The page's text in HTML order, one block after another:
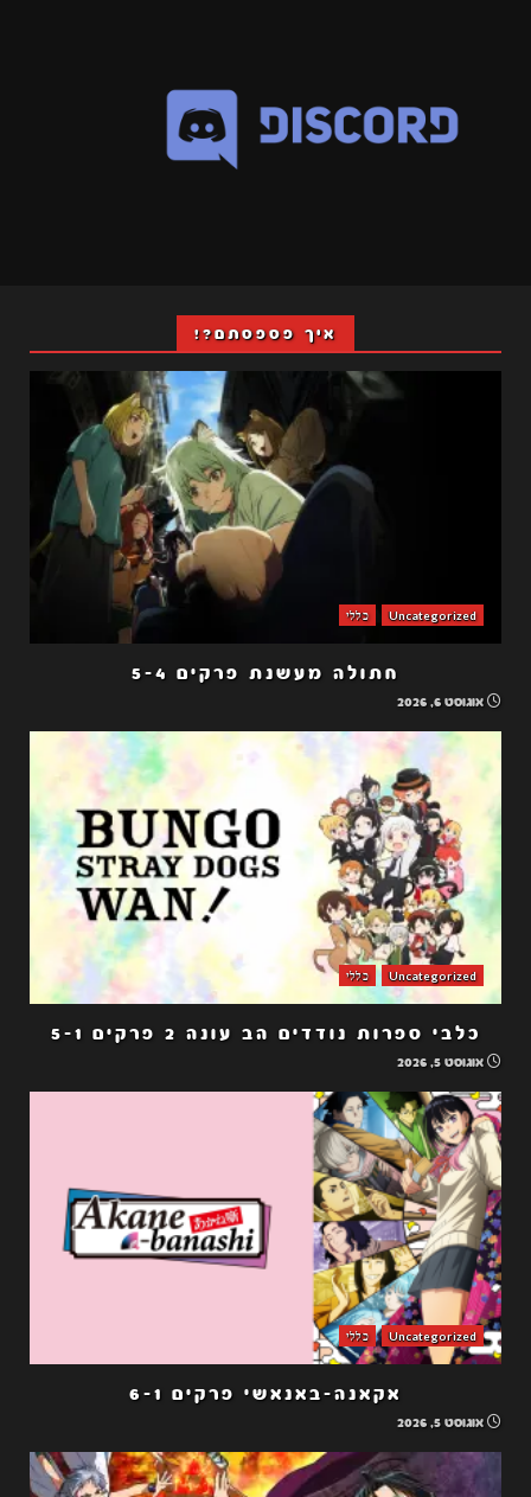
איך פספסתם?!
Uncategorized כללי
חתולה מעשנת פרקים 5-4
אוגוסט 6, 2026
Uncategorized כללי
כלבי ספרות נודדים הב עונה 2 פרקים 5-1
אוגוסט 5, 2026
Uncategorized כללי
אקאנה-באנאשי פרקים 6-1
אוגוסט 5, 2026